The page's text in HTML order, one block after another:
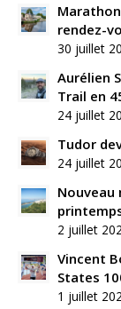
rendez-
30 juillet
Aurélien
Trail en
24 juillet
Tudor
24 juillet
Nouveau
2 juillet
Vincent
States
1 juillet